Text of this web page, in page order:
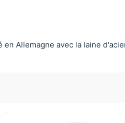
en Allemagne avec la laine